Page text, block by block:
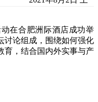
在合肥洲际酒店成功举
讨论组成，围绕如何强化
育，结合国内外实事与产